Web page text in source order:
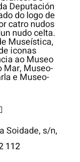
Soidade, s/n,
112